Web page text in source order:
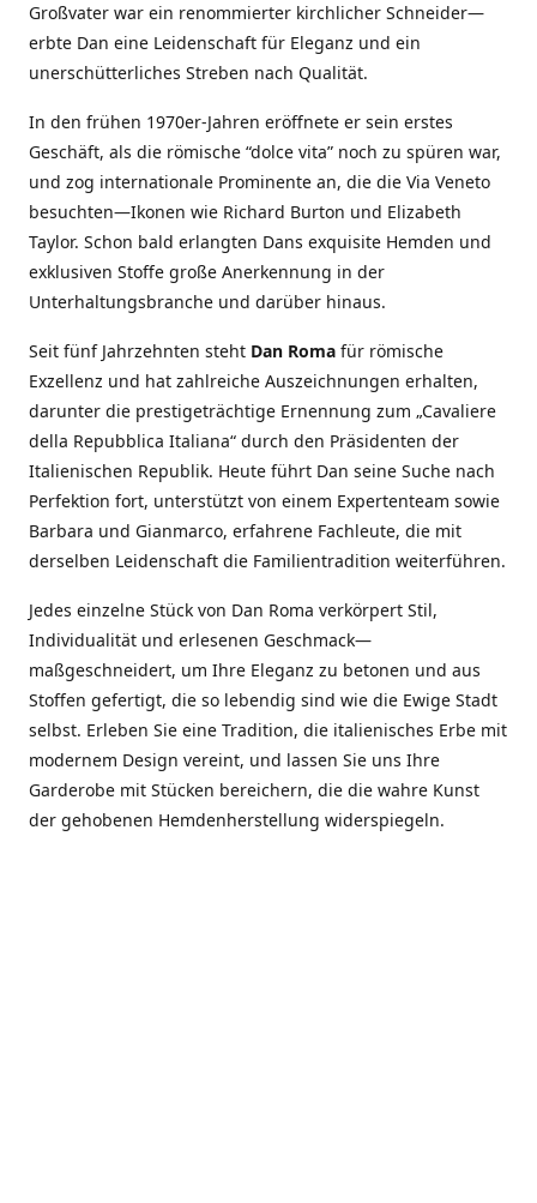
Großvater war ein renommierter kirchlicher Schneider—
erbte Dan eine Leidenschaft für Eleganz und ein
unerschütterliches Streben nach Qualität.
In den frühen 1970er-Jahren eröffnete er sein erstes
Geschäft, als die römische “dolce vita” noch zu spüren war,
und zog internationale Prominente an, die die Via Veneto
besuchten—Ikonen wie Richard Burton und Elizabeth
Taylor. Schon bald erlangten Dans exquisite Hemden und
exklusiven Stoffe große Anerkennung in der
Unterhaltungsbranche und darüber hinaus.
Seit fünf Jahrzehnten steht Dan Roma für römische
Exzellenz und hat zahlreiche Auszeichnungen erhalten,
darunter die prestigeträchtige Ernennung zum „Cavaliere
della Repubblica Italiana“ durch den Präsidenten der
Italienischen Republik. Heute führt Dan seine Suche nach
Perfektion fort, unterstützt von einem Expertenteam sowie
Barbara und Gianmarco, erfahrene Fachleute, die mit
derselben Leidenschaft die Familientradition weiterführen.
Jedes einzelne Stück von Dan Roma verkörpert Stil,
Individualität und erlesenen Geschmack—
maßgeschneidert, um Ihre Eleganz zu betonen und aus
Stoffen gefertigt, die so lebendig sind wie die Ewige Stadt
selbst. Erleben Sie eine Tradition, die italienisches Erbe mit
modernem Design vereint, und lassen Sie uns Ihre
Garderobe mit Stücken bereichern, die die wahre Kunst
der gehobenen Hemdenherstellung widerspiegeln.